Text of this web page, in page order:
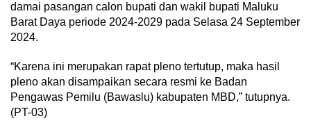
damai pasangan calon bupati dan wakil bupati Maluku
Barat Daya periode 2024-2029 pada Selasa 24 September
2024.
“Karena ini merupakan rapat pleno tertutup, maka hasil
pleno akan disampaikan secara resmi ke Badan
Pengawas Pemilu (Bawaslu) kabupaten MBD,” tutupnya.
(PT-03)